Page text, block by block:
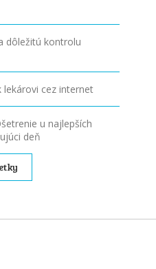
dôležitú kontrolu
lekárovi cez internet
u najlepších
deň